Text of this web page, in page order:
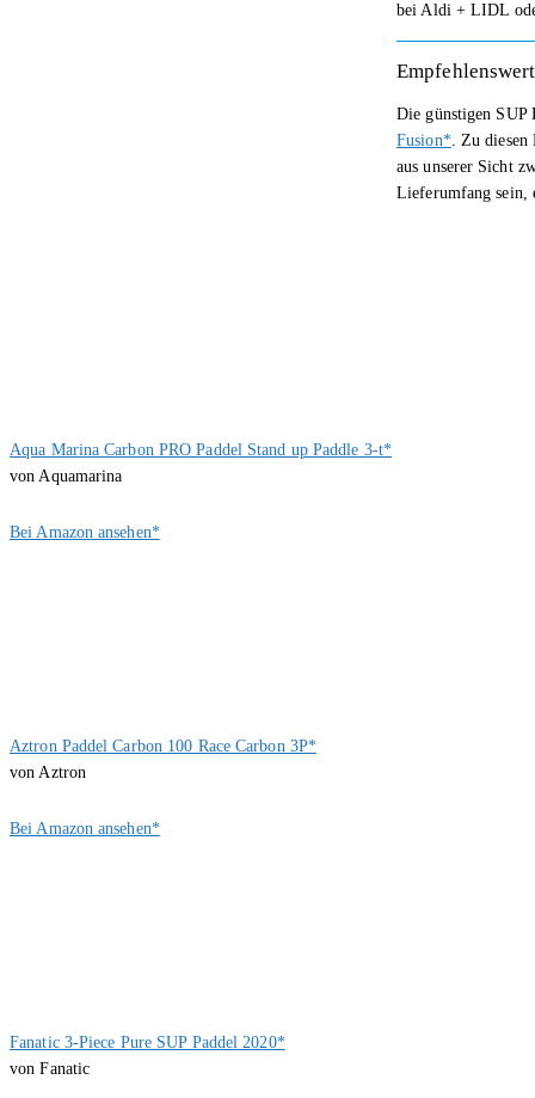
bei Aldi + LIDL
Die günstigen SUP
Fusion*. Zu diesen
aus unserer Sicht
Lieferumfang sein,
Aqua Marina Carbon PRO Paddel Stand up Paddle 3-t*
von Aquamarina
Bei Amazon ansehen*
Aztron Paddel Carbon 100 Race Carbon 3P*
von Aztron
Bei Amazon ansehen*
Fanatic 3-Piece Pure SUP Paddel 2020*
von Fanatic